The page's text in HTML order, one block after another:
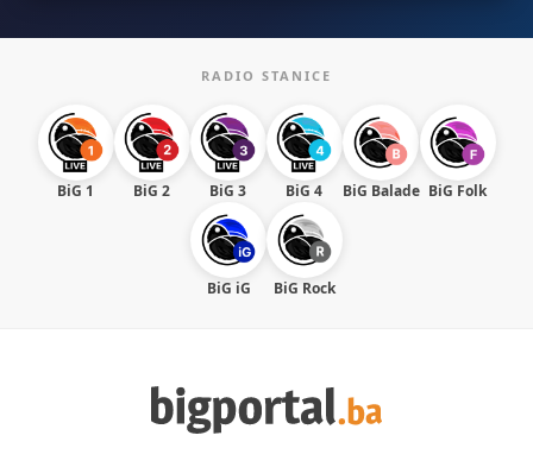
RADIO STANICE
BiG 1 BiG 2 BiG 3 BiG 4 BiG Balade BiG Folk
BiG iG BiG Rock